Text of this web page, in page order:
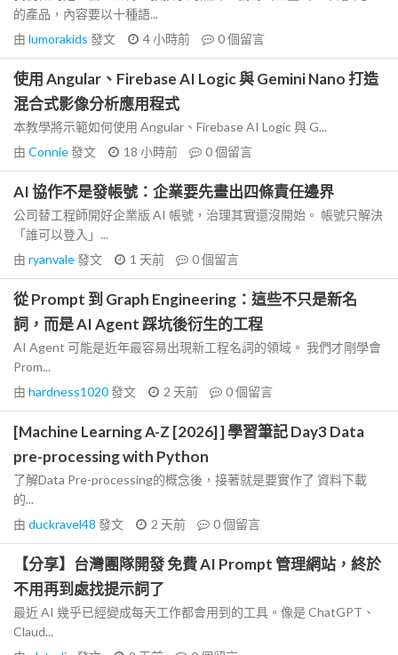
的產品，內容要以十種語...
由 lumorakids 發文 4 小時前 0個留言
使用 Angular、Firebase AI Logic 與 Gemini Nano 打造
混合式影像分析應用程式
本教學將示範如何使用 Angular、Firebase AI Logic 與 G...
由 Connie發文 18 小時前 0個留言
AI 協作不是發帳號：企業要先畫出四條責任邊界
公司替工程師開好企業版 AI 帳號，治理其實還沒開始。 帳號只解決
「誰可以登入」...
由 ryanvale發文 1 天前 0個留言
從 Prompt 到 Graph Engineering：這些不只是新名
詞，而是 AI Agent 踩坑後衍生的工程
AI Agent 可能是近年最容易出現新工程名詞的領域。 我們才剛學會
Prom...
由 hardness1020發文 2 天前 0個留言
[Machine Learning A-Z [2026] ] 學習筆記 Day3 Data
pre-processing with Python
了解Data Pre-processing的概念後，接著就是要實作了 資料下載
的...
由 duckravel48 發文 2 天前 0個留言
【分享】台灣團隊開發 免費 AI Prompt 管理網站，終於
不用再到處找提示詞了
最近 AI 幾乎已經變成每天工作都會用到的工具。像是 ChatGPT、
Claud...